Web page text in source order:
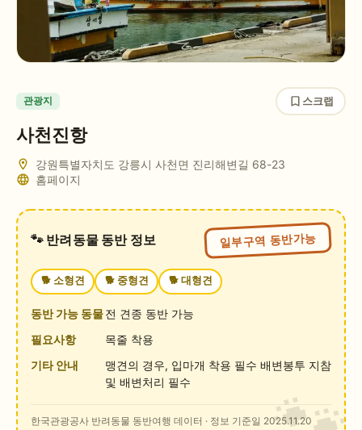
관광지 스크랩
사천진항
강원특별자치도 강릉시 사천면 진리해변길 68-23
홈페이지
🐾 반려동물 동반 정보 일부구역 동반가능
🐕 소형견 🐕 중형견 🐕 대형견
동반 가능 동물전 견종 동반 가능
필요사항
목줄 착용
기타 안내
맹견의 경우, 입마개 착용 필수 배변봉투 지참
및 배변처리 필수
한국관광공사 반려동물 동반여행 데이터 · 정보 기준일 2025.11.20